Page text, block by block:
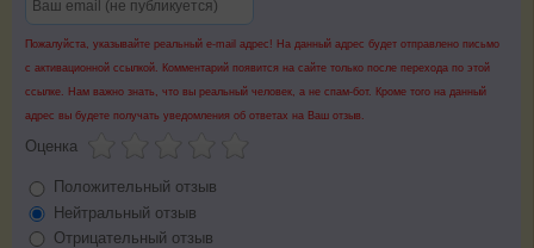
Пожалуйста, указывайте реальный e-mail адрес! На данный адрес будет отправлено письмо
с активационной ссылкой. Комментарий появится на сайте только после перехода по этой
ссылке. Нам важно знать, что вы реальный человек, а не спам-бот. Кроме того на данный
адрес вы будете получать уведомления об ответах на Ваш отзыв.
Оценка
Положительный отзыв
Нейтральный отзыв
Отрицательный отзыв